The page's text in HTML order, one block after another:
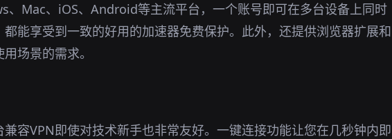
、Mac、iOS、Android等主流平台，一个账号即可在多台设备上同时
能享受到一致的好用的加速器免费保护。此外，还提供浏览器扩展和
场景的需求。
容VPN即使对技术新手也非常友好。一键连接功能让您在几秒钟内即